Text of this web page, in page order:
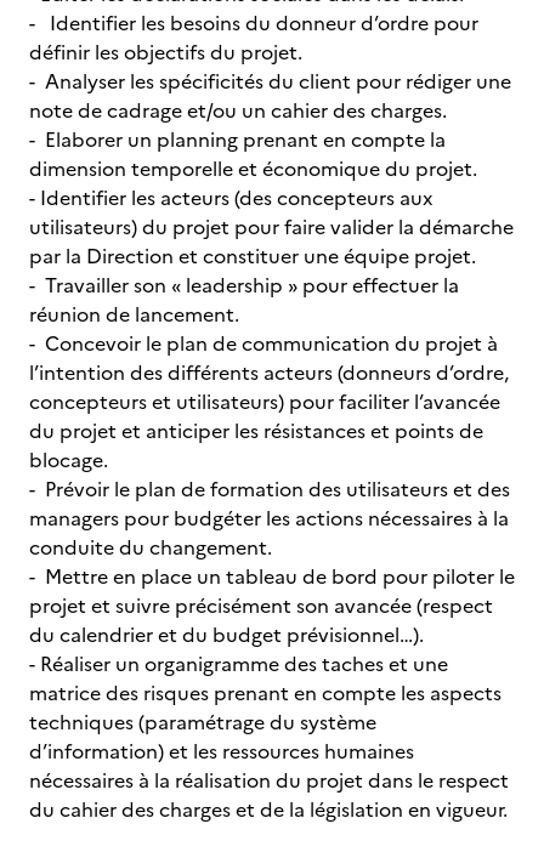
- Identifier les besoins du donneur d’ordre pour
définir les objectifs du projet.
- Analyser les spécificités du client pour rédiger une
note de cadrage et/ou un cahier des charges.
- Elaborer un planning prenant en compte la
dimension temporelle et économique du projet.
- Identifier les acteurs (des concepteurs aux
utilisateurs) du projet pour faire valider la démarche
par la Direction et constituer une équipe projet.
- Travailler son « leadership » pour effectuer la
réunion de lancement.
- Concevoir le plan de communication du projet à
l’intention des différents acteurs (donneurs d’ordre,
concepteurs et utilisateurs) pour faciliter l’avancée
du projet et anticiper les résistances et points de
blocage.
- Prévoir le plan de formation des utilisateurs et des
managers pour budgéter les actions nécessaires à la
conduite du changement.
- Mettre en place un tableau de bord pour piloter le
projet et suivre précisément son avancée (respect
du calendrier et du budget prévisionnel…).
- Réaliser un organigramme des taches et une
matrice des risques prenant en compte les aspects
techniques (paramétrage du système
d’information) et les ressources humaines
nécessaires à la réalisation du projet dans le respect
du cahier des charges et de la législation en vigueur.